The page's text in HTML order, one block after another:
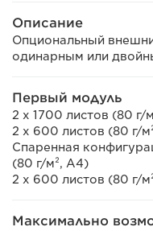
Описание
Опциональный
одинарным или
Первый модуль
2 x 1700 листов (80
2 x 600 листов (80 г/
Спаренная
(80 г/м², A4)
2 x 600 листов (80 г/
Максимально